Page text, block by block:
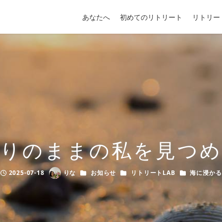
あなたへ 初めてのリトリート リトリ
のままの私を見つ
Published
2025-07-18
Author
りな カテゴリー
お知らせ カテゴリー
リトリートLAB カテゴリー
海に浸かる